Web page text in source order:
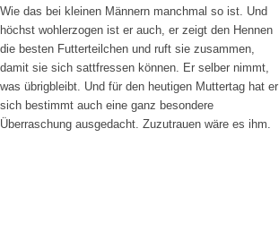
Wie das bei kleinen Männern manchmal so ist. Und
höchst wohlerzogen ist er auch, er zeigt den Hennen
die besten Futterteilchen und ruft sie zusammen,
damit sie sich sattfressen können. Er selber nimmt,
was übrigbleibt. Und für den heutigen Muttertag hat er
sich bestimmt auch eine ganz besondere
Überraschung ausgedacht. Zuzutrauen wäre es ihm.